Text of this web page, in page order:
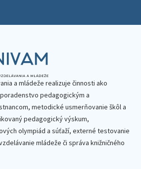
a mládeže realizuje činnosti ako
pedagogickým a
metodické usmerňovanie škôl a
pedagogický výskum,
olympiád a súťaží, externé testovanie
mládeže či správa knižničného